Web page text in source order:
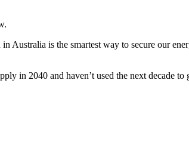
is the smartest way to secure our